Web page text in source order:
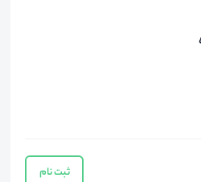
ثبت نام